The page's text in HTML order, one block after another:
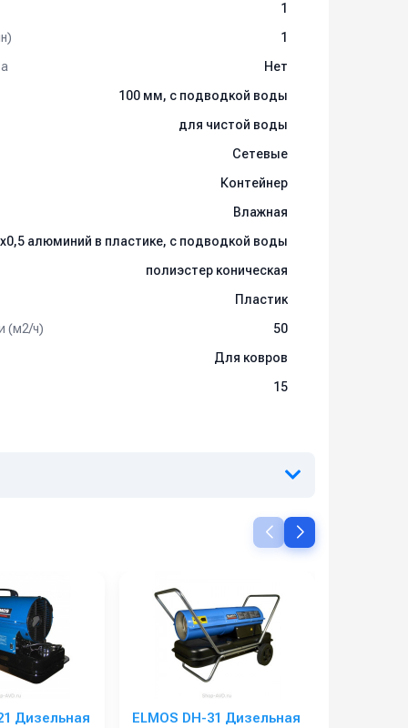
1
1
Нет
100 мм, с подводкой воды
для чистой воды
Сетевые
Контейнер
Влажная
алюминий в пластике, с подводкой воды
полиэстер коническая
Пластик
(м2/ч)
50
Для ковров
15
Дизельная
ELMOS DH-31 Дизельная